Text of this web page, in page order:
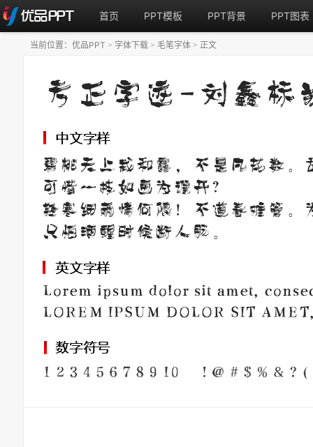
首页 PPT模板 PPT背景 PPT图表
当前位置： 优品PPT > 字体下载 > 毛笔字体 > 正文